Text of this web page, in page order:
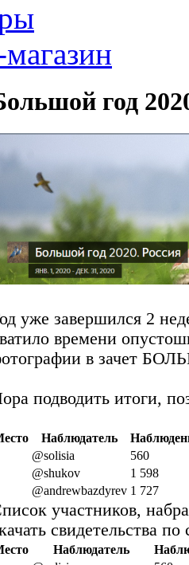
год
уже завершился 2
времени
в зачет
подводить итоги,
Наблюдатель
@solisia
560
@shukov
1 598
@andrewbazdyrev 1 727
участников,
свидетельства
Наблюдатель